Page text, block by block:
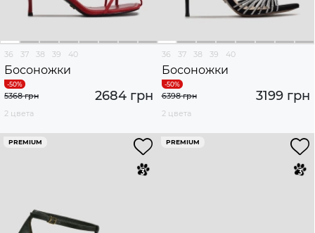
36 37 38 39 40
Босоножки
2684 грн
5368 грн
2 цвета
36 37 38 39 40
Босоножки
3199 грн
6398 грн
2 цвета
PREMIUM PREMIUM